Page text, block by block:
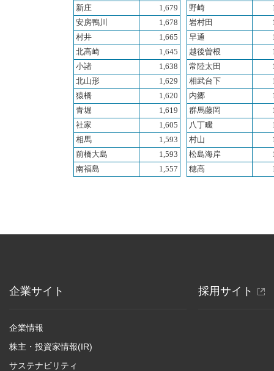
新庄
1,679
安房鴨川
1,678
村井
1,665
北高崎
1,645
小諸
1,638
北山形
1,629
猿橋
1,620
青堀
1,619
社家
1,605
相馬
1,593
前橋大島
1,593
南福島
1,557
野崎
岩村田
早通
越後曽根
常陸太田
相武台下
内郷
群馬藤岡
八丁畷
村山
松島海岸
穂高
企業サイト
企業情報
株主・投資家情報(IR)
サステナビリティ
採用サイト 別